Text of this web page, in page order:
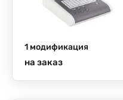
1 модификация
на заказ